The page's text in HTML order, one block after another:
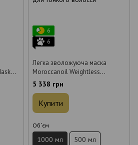
6
6
Легка зволожуюча маска
Moroccanoil Weightless
Hydrating Mask Moroccanoil для
тонкого волосся 1000 мл
5 338 грн
Купити
Об`єм
1000 мл 500 мл